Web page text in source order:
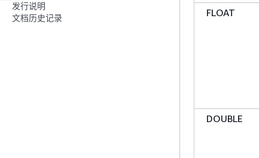
发行说明
文档历史记录
FLOAT
DOUBLE